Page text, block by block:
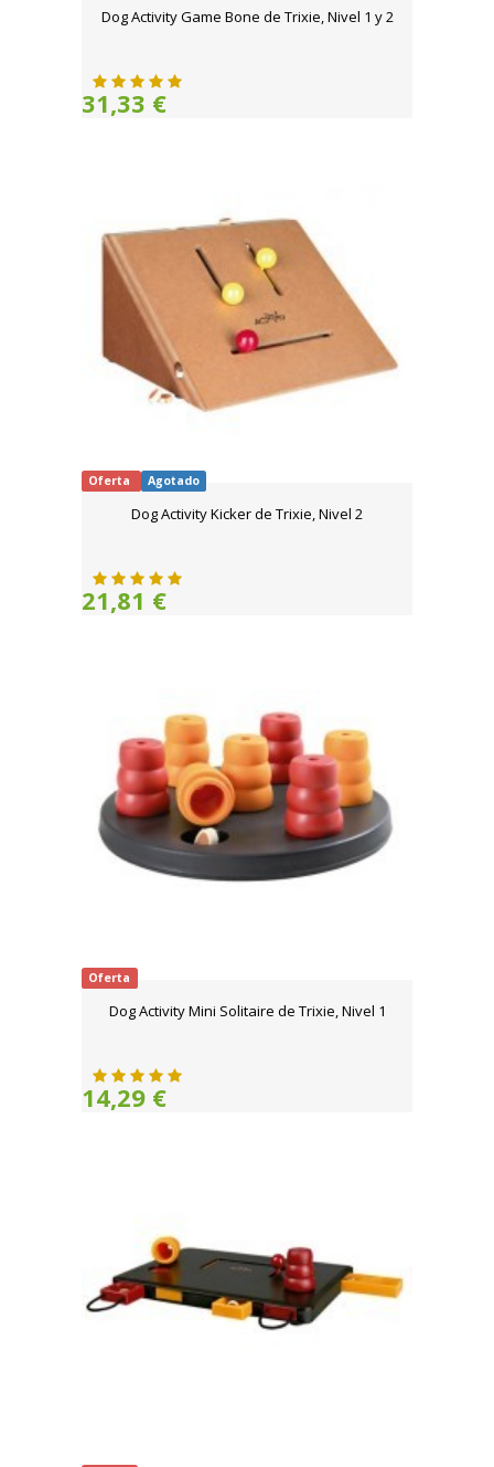
Dog Activity Game Bone de Trixie, Nivel 1 y 2
31,33 €
Oferta Agotado
Dog Activity Kicker de Trixie, Nivel 2
21,81 €
Oferta
Dog Activity Mini Solitaire de Trixie, Nivel 1
14,29 €